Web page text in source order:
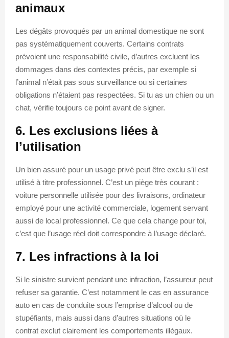
animaux
Les dégâts provoqués par un animal domestique ne sont
pas systématiquement couverts. Certains contrats
prévoient une responsabilité civile, d’autres excluent les
dommages dans des contextes précis, par exemple si
l’animal n’était pas sous surveillance ou si certaines
obligations n’étaient pas respectées. Si tu as un chien ou un
chat, vérifie toujours ce point avant de signer.
6. Les exclusions liées à
l’utilisation
Un bien assuré pour un usage privé peut être exclu s’il est
utilisé à titre professionnel. C’est un piège très courant :
voiture personnelle utilisée pour des livraisons, ordinateur
employé pour une activité commerciale, logement servant
aussi de local professionnel. Ce que cela change pour toi,
c’est que l’usage réel doit correspondre à l’usage déclaré.
7. Les infractions à la loi
Si le sinistre survient pendant une infraction, l’assureur peut
refuser sa garantie. C’est notamment le cas en assurance
auto en cas de conduite sous l’emprise d’alcool ou de
stupéfiants, mais aussi dans d’autres situations où le
contrat exclut clairement les comportements illégaux.